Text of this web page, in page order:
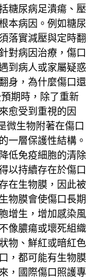
糖尿病足潰瘍、壓
本病因。例如糖尿
落實減壓與定時翻
對病因治療，傷口
到病人或家屬疑惑
身，為什麼傷口還
期時，除了重新
愈受到重視的因
微生物附著在傷口
一層保護性結構。
低免疫細胞的清除
以持續存在於傷口
在生物膜，因此被
物膜會使傷口長期
增生，增加感染風
像膿瘍或壞死組織
物、鮮紅或暗紅色
，都可能有生物膜
，國際傷口照護專